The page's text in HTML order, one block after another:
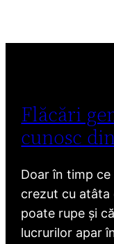
Flăcări
cunosc
Doar în timp ce
crezut cu atâta
poate rupe și
lucrurilor apar